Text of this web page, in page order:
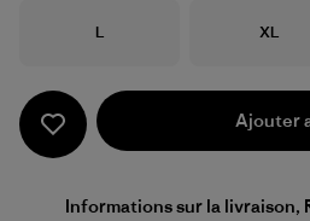
Taille
L Taille
XL
Ajouter
Informations sur la livraison,